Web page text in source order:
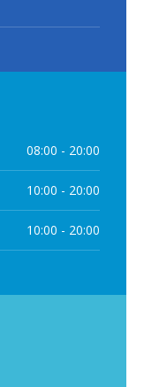
08:00 - 20:00
10:00 - 20:00
10:00 - 20:00